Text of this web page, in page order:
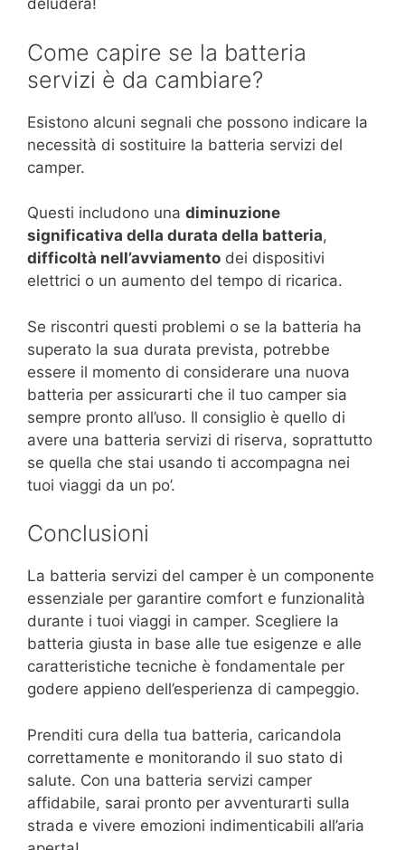
deluderà!
Come capire se la batteria
servizi è da cambiare?
Esistono alcuni segnali che possono indicare la
necessità di sostituire la batteria servizi del
camper.
Questi includono una diminuzione
significativa della durata della batteria,
difficoltà nell’avviamento dei dispositivi
elettrici o un aumento del tempo di ricarica.
Se riscontri questi problemi o se la batteria ha
superato la sua durata prevista, potrebbe
essere il momento di considerare una nuova
batteria per assicurarti che il tuo camper sia
sempre pronto all’uso. Il consiglio è quello di
avere una batteria servizi di riserva, soprattutto
se quella che stai usando ti accompagna nei
tuoi viaggi da un po’.
Conclusioni
La batteria servizi del camper è un componente
essenziale per garantire comfort e funzionalità
durante i tuoi viaggi in camper. Scegliere la
batteria giusta in base alle tue esigenze e alle
caratteristiche tecniche è fondamentale per
godere appieno dell’esperienza di campeggio.
Prenditi cura della tua batteria, caricandola
correttamente e monitorando il suo stato di
salute. Con una batteria servizi camper
affidabile, sarai pronto per avventurarti sulla
strada e vivere emozioni indimenticabili all’aria